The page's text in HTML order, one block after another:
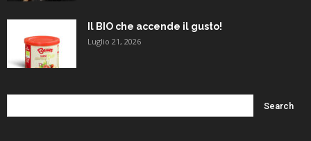
Il BIO che accende il gusto!
Luglio 21, 2026